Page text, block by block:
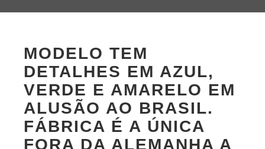
MODELO TEM
DETALHES EM AZUL,
VERDE E AMARELO EM
ALUSÃO AO BRASIL.
FÁBRICA É A ÚNICA
FORA DA ALEMANHA A